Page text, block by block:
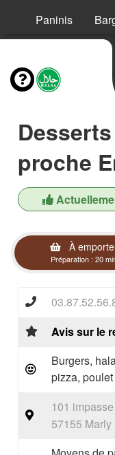
Paninis
proche
À
Préparation : 20
Avis sur le
Burgers,
pizza,
101
57155 Marly